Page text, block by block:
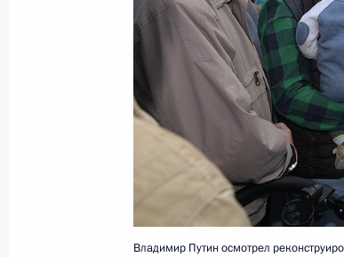
Рабочая встреча с врио
Василием Орловым
3 сентября 2018 года, 17:30
1 сентября 2018 года,
Заседание
1 сентября 2018 года, 19:15 Сочи
Владимир Путин осмотрел